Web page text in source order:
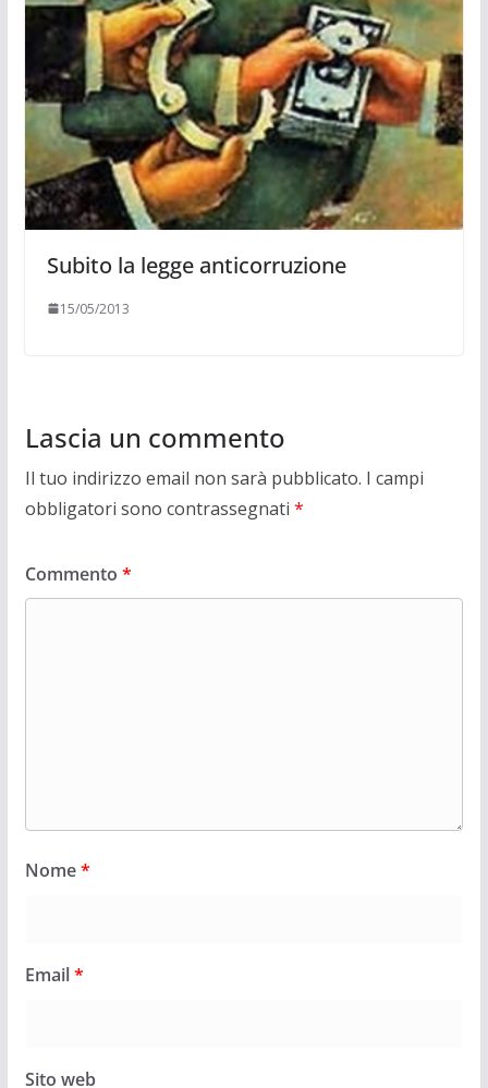
Subito la legge anticorruzione
15/05/2013
Lascia un commento
Il tuo indirizzo email non sarà pubblicato. I campi
obbligatori sono contrassegnati *
Commento *
Nome*
Email*
Sito web